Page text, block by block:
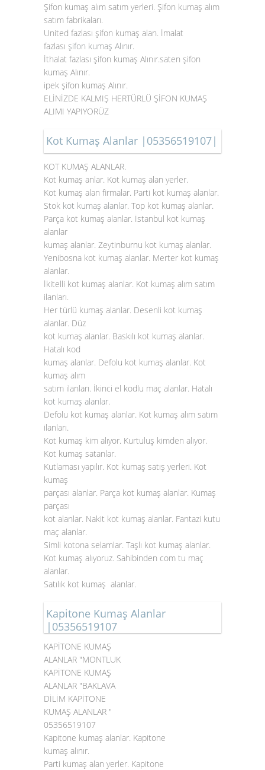
Şifon kumaş alım satım yerleri. Şifon kumaş alım
satım fabrikaları.
United fazlası şifon kumaş alan. İmalat
fazlası şifon kumaş Alınır.
İthalat fazlası şifon kumaş Alınır.saten şifon
kumaş Alınır.
ipek şifon kumaş Alınır.
ELİNİZDE KALMIŞ HERTÜRLÜ ŞİFON KUMAŞ
ALIMI YAPIYORÜZ
Kot Kumaş Alanlar |05356519107|
KOT KUMAŞ ALANLAR.
Kot kumaş anlar. Kot kumaş alan yerler.
Kot kumaş alan firmalar. Parti kot kumaş alanlar.
Stok kot kumaş alanlar. Top kot kumaş alanlar.
Parça kot kumaş alanlar. İstanbul kot kumaş
alanlar
kumaş alanlar. Zeytinburnu kot kumaş alanlar.
Yenibosna kot kumaş alanlar. Merter kot kumaş
alanlar.
İkitelli kot kumaş alanlar. Kot kumaş alım satım
ilanları.
Her türlü kumaş alanlar. Desenli kot kumaş
alanlar. Düz
kot kumaş alanlar. Baskılı kot kumaş alanlar.
Hatalı kod
kumaş alanlar. Defolu kot kumaş alanlar. Kot
kumaş alım
satım ilanları. İkinci el kodlu maç alanlar. Hatalı
kot kumaş alanlar.
Defolu kot kumaş alanlar. Kot kumaş alım satım
ilanları.
Kot kumaş kim alıyor. Kurtuluş kimden alıyor.
Kot kumaş satanlar.
Kutlaması yapılır. Kot kumaş satış yerleri. Kot
kumaş
parçası alanlar. Parça kot kumaş alanlar. Kumaş
parçası
kot alanlar. Nakit kot kumaş alanlar. Fantazi kutu
maç alanlar.
Simli kotona selamlar. Taşlı kot kumaş alanlar.
Kot kumaş alıyoruz. Sahibinden com tu maç
alanlar.
Satılık kot kumaş alanlar.
Kapitone Kumaş Alanlar
|05356519107
KAPİTONE KUMAŞ
ALANLAR "MONTLUK
KAPİTONE KUMAŞ
ALANLAR "BAKLAVA
DİLİM KAPİTONE
KUMAŞ ALANLAR "
05356519107
Kapitone kumaş alanlar. Kapitone
kumaş alınır.
Parti kumaş alan yerler. Kapitone